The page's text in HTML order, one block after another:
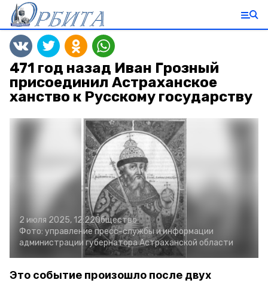
471 год назад Иван Грозный
присоединил Астраханское
ханство к Русскому государству
2 июля 2025, 12:22Общество
Фото: управление пресс-службы и информации
администрации губернатора Астраханской области
Это событие произошло после двух